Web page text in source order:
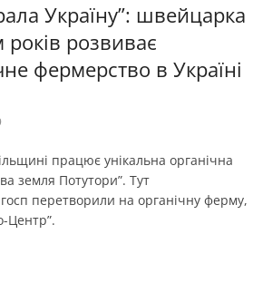
Україну”: швейцарка
років розвиває
фермерство в Україні
працює унікальна органічна
земля Потутори”. Тут
перетворили на органічну ферму,
Центр”.